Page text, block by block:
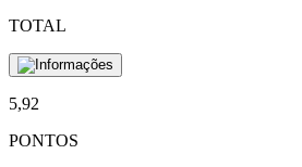
TOTAL
5,92
PONTOS